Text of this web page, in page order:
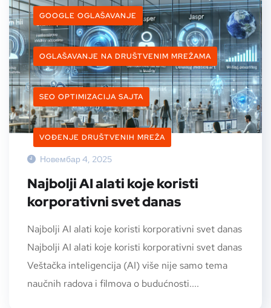
GOOGLE OGLAŠAVANJE
OGLAŠAVANJE NA DRUŠTVENIM MREŽAMA
SEO OPTIMIZACIJA SAJTA
VOĐENJE DRUŠTVENIH MREŽA
Новембар 4, 2025
Najbolji AI alati koje koristi
korporativni svet danas
Najbolji AI alati koje koristi korporativni svet danas
Najbolji AI alati koje koristi korporativni svet danas
Veštačka inteligencija (AI) više nije samo tema
naučnih radova i filmova o budućnosti....